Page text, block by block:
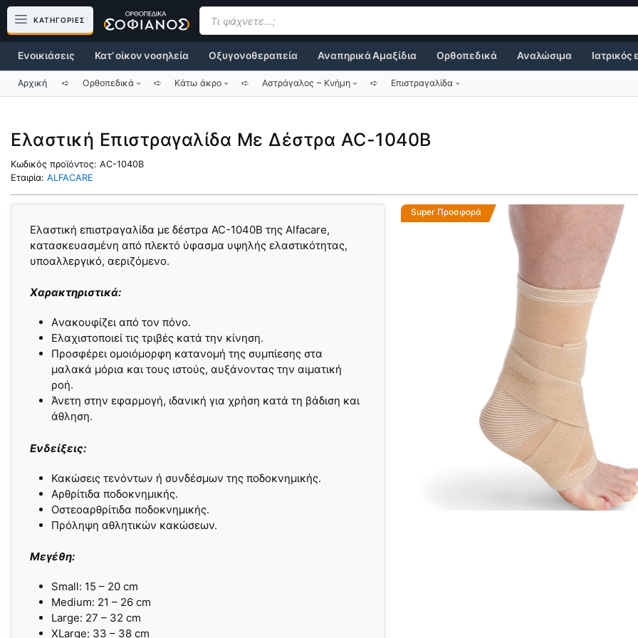
Μετάβαση
περιεχόμενο
ΚΑΤΗΓΟΡΙΕΣ
Products
search
Κατ’ οίκον νοσηλεία Οξυγονοθεραπεία Αναπηρικά Αμαξίδια
Ενοικιάσεις Ορθοπεδικά Αναλώσιμα Ιατρικός
Αρχική ➪ Ορθοπεδικά ➪ Κάτω άκρο ➪ Αστράγαλος – Κνήμη ➪ Επιστραγαλίδα
Ελαστική Επιστραγαλίδα Με Δέστρα AC-1040B
Κωδικός προϊόντος: AC-1040B
Εταιρία: ALFACARE
Ελαστική επιστραγαλίδα με δέστρα AC-1040B της Alfacare,
κατασκευασμένη από πλεκτό ύφασμα υψηλής ελαστικότητας,
υποαλλεργικό, αεριζόμενο.
Χαρακτηριστικά:
Aνακουφίζει από τον πόνο.
Ελαχιστοποιεί τις τριβές κατά την κίνηση.
Προσφέρει ομοιόμορφη κατανομή της συμπίεσης στα
μαλακά μόρια και τους ιστούς, αυξάνοντας την αιματική
ροή.
Άνετη στην εφαρμογή, ιδανική για χρήση κατά τη βάδιση και
άθληση.
Ενδείξεις:
Κακώσεις τενόντων ή συνδέσμων της ποδοκνημικής.
Αρθρίτιδα ποδοκνημικής.
Οστεοαρθρίτιδα ποδοκνημικής.
Πρόληψη αθλητικών κακώσεων.
Μεγέθη:
Small: 15 – 20 cm
Medium: 21 – 26 cm
Large: 27 – 32 cm
XLarge: 33 – 38 cm
Super Προσφορά